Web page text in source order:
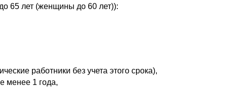
65 лет (женщины до 60 лет)):
работники без учета этого срока),
менее 1 года,